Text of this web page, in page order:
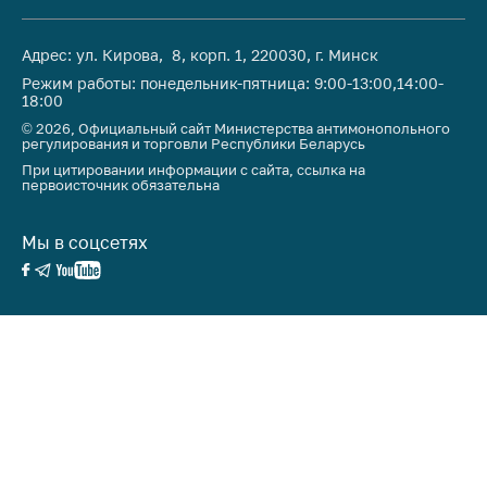
конкурентной
политики
Адрес: ул. Кирова, 8, корп. 1, 220030, г. Минск
Режим работы: понедельник-пятница: 9:00-13:00,14:00-
18:00
© 2026, Официальный сайт Министерства антимонопольного
регулирования и торговли Республики Беларусь
При цитировании информации с сайта, ссылка на
первоисточник обязательна
Мы в соцсетях